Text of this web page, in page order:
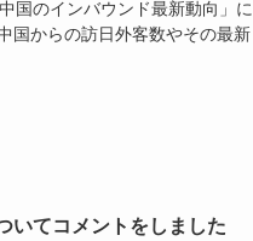
国のインバウンド最新動向」に
国からの訪日外客数やその最新
いてコメントをしました